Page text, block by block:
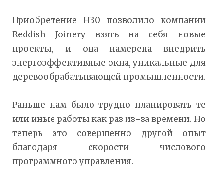
Приобретение H30 позволило компании
Reddish Joinery взять на себя новые
проекты, и она намерена внедрить
энергоэффективные окна, уникальные для
деревообрабатывающсй промышленности.
Раньше нам было трудно планировать те
или иные работы как раз из-за времени. Но
теперь это совершенно другой опыт
благодаря скорости числового
программного управления.